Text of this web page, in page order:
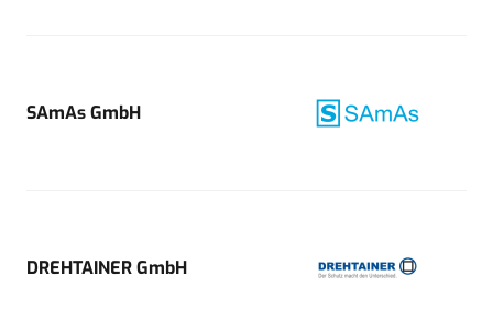
SAmAs GmbH
DREHTAINER GmbH